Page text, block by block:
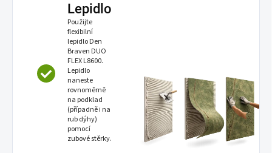
Lepidlo
Použijte
flexibilní
lepidlo Den
Braven DUO
FLEX L8600.
Lepidlo
naneste
rovnoměrně
na podklad
(případně i na
rub dýhy)
pomocí
zubové stěrky.